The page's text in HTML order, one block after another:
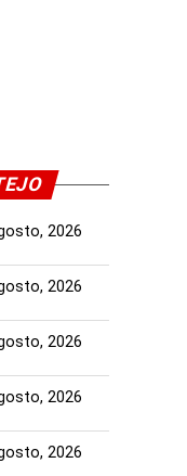
2026
2026
2026
2026
2026